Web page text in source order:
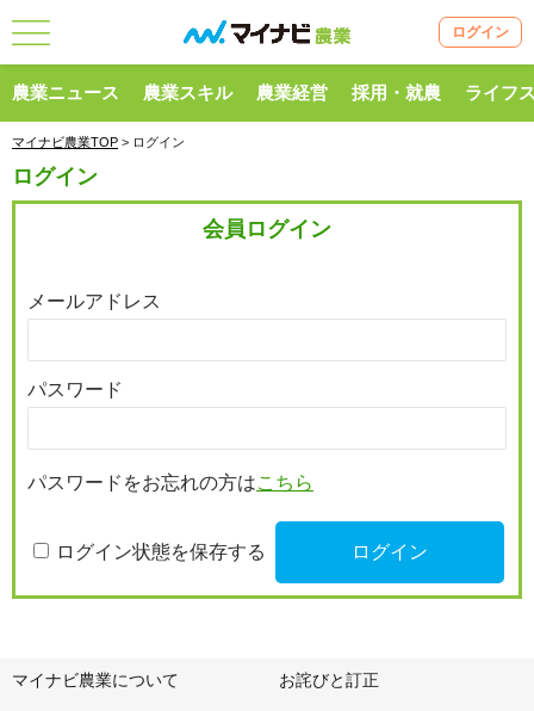
ログイン
農業ニュース 農業スキル 農業経営 採用・就農 ライフ
マイナビ農業TOP > ログイン
ログイン
会員ログイン
メールアドレス
パスワード
パスワードをお忘れの方はこちら
ログイン状態を保存する
マイナビ農業について お詫びと訂正